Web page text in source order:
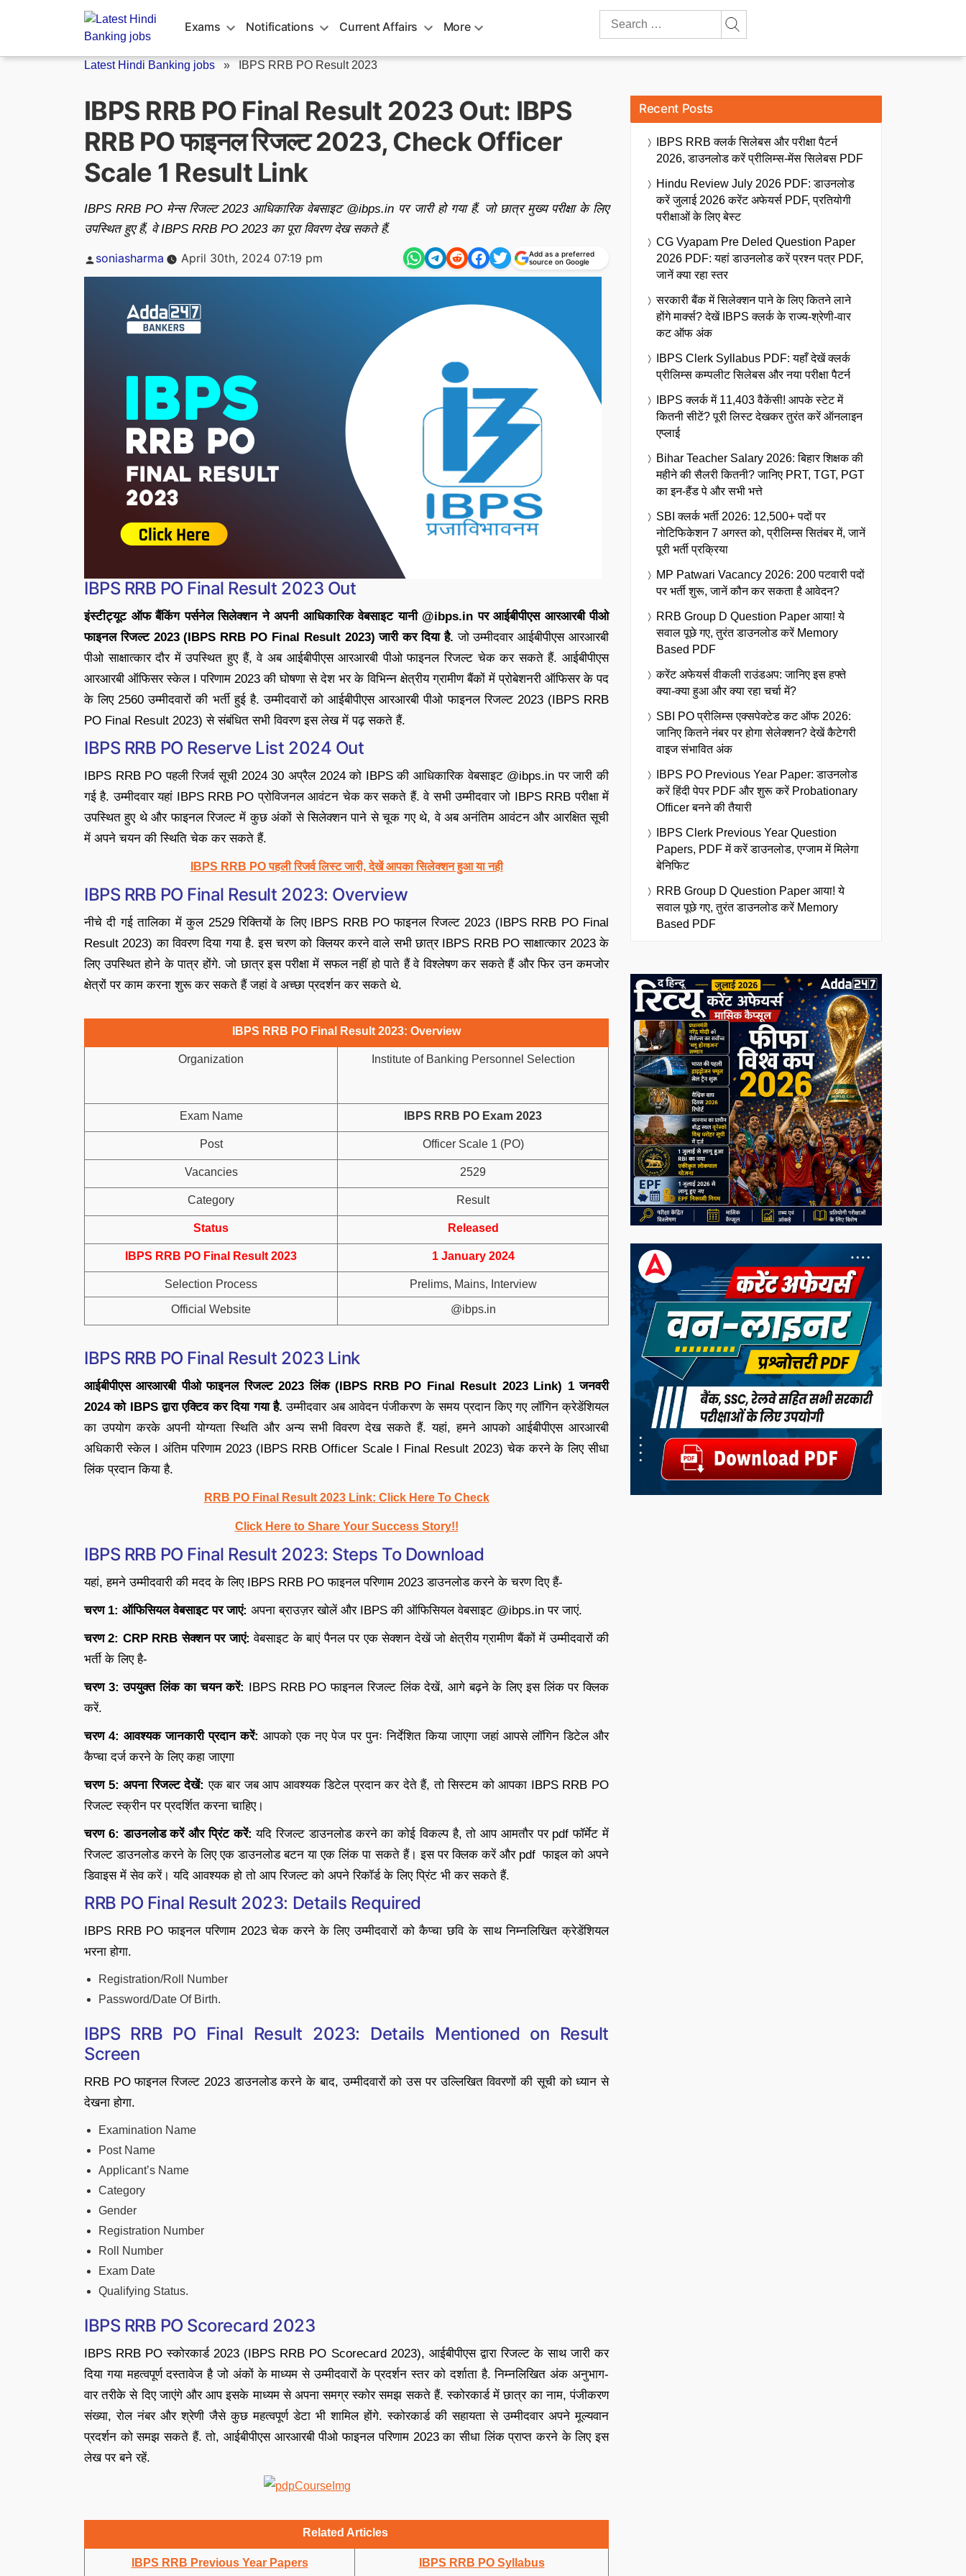
Exams Notifications Current Affairs More
Search
Latest Hindi Banking jobs » IBPS RRB PO Result 2023
IBPS RRB PO Final Result 2023 Out: IBPS
RRB PO फाइनल रिजल्ट 2023, Check Officer
Scale 1 Result Link
IBPS RRB PO मेन्स रिजल्ट 2023 आधिकारिक वेबसाइट @ibps.in पर जारी हो गया हैं. जो छात्र मुख्य परीक्षा के लिए
उपस्थित हुए हैं, वे IBPS RRB PO 2023 का पूरा विवरण देख सकते हैं.
Posted
soniasharma April 30th, 2024 07:19 pm
Add as a preferred
source on Google
IBPS RRB PO Final Result 2023 Out
इंस्टीट्यूट ऑफ बैंकिंग पर्सनेल सिलेक्शन ने अपनी आधिकारिक वेबसाइट यानी @ibps.in पर आईबीपीएस आरआरबी पीओ
फाइनल रिजल्ट 2023 (IBPS RRB PO Final Result 2023) जारी कर दिया है. जो उम्मीदवार आईबीपीएस आरआरबी
पीओ साक्षात्कार दौर में उपस्थित हुए हैं, वे अब आईबीपीएस आरआरबी पीओ फाइनल रिजल्ट चेक कर सकते हैं. आईबीपीएस
आरआरबी ऑफिसर स्केल I परिणाम 2023 की घोषणा से देश भर के विभिन्न क्षेत्रीय ग्रामीण बैंकों में प्रोबेशनरी ऑफिसर के पद
के लिए 2560 उम्मीदवारों की भर्ती हुई है. उम्मीदवारों को आईबीपीएस आरआरबी पीओ फाइनल रिजल्ट 2023 (IBPS RRB
PO Final Result 2023) से संबंधित सभी विवरण इस लेख में पढ़ सकते हैं.
IBPS RRB PO Reserve List 2024 Out
IBPS RRB PO पहली रिजर्व सूची 2024 30 अप्रैल 2024 को IBPS की आधिकारिक वेबसाइट @ibps.in पर जारी की
गई है. उम्मीदवार यहां IBPS RRB PO प्रोविजनल आवंटन चेक कर सकते हैं. वे सभी उम्मीदवार जो IBPS RRB परीक्षा में
उपस्थित हुए थे और फाइनल रिजल्ट में कुछ अंकों से सिलेक्शन पाने से चूक गए थे, वे अब अनंतिम आवंटन और आरक्षित सूची
में अपने चयन की स्थिति चेक कर सकते हैं.
IBPS RRB PO पहली रिजर्व लिस्ट जारी, देखें आपका सिलेक्शन हुआ या नही
IBPS RRB PO Final Result 2023: Overview
नीचे दी गई तालिका में कुल 2529 रिक्तियों के लिए IBPS RRB PO फाइनल रिजल्ट 2023 (IBPS RRB PO Final
Result 2023) का विवरण दिया गया है. इस चरण को क्लियर करने वाले सभी छात्र IBPS RRB PO साक्षात्कार 2023 के
लिए उपस्थित होने के पात्र होंगे. जो छात्र इस परीक्षा में सफल नहीं हो पाते हैं वे विश्लेषण कर सकते हैं और फिर उन कमजोर
क्षेत्रों पर काम करना शुरू कर सकते हैं जहां वे अच्छा प्रदर्शन कर सकते थे.
IBPS RRB PO Final Result 2023: Overview
Organization Institute of Banking Personnel Selection
Exam Name IBPS RRB PO Exam 2023
Post Officer Scale 1 (PO)
Vacancies 2529
Category Result
Status Released
IBPS RRB PO Final Result 2023 1 January 2024
Selection Process Prelims, Mains, Interview
Official Website @ibps.in
IBPS RRB PO Final Result 2023 Link
आईबीपीएस आरआरबी पीओ फाइनल रिजल्ट 2023 लिंक (IBPS RRB PO Final Result 2023 Link) 1 जनवरी
2024 को IBPS द्वारा एक्टिव कर दिया गया है. उम्मीदवार अब आवेदन पंजीकरण के समय प्रदान किए गए लॉगिन क्रेडेंशियल
का उपयोग करके अपनी योग्यता स्थिति और अन्य सभी विवरण देख सकते हैं. यहां, हमने आपको आईबीपीएस आरआरबी
अधिकारी स्केल I अंतिम परिणाम 2023 (IBPS RRB Officer Scale I Final Result 2023) चेक करने के लिए सीधा
लिंक प्रदान किया है.
RRB PO Final Result 2023 Link: Click Here To Check
Click Here to Share Your Success Story!!
IBPS RRB PO Final Result 2023: Steps To Download
यहां, हमने उम्मीदवारी की मदद के लिए IBPS RRB PO फाइनल परिणाम 2023 डाउनलोड करने के चरण दिए हैं-
चरण 1: ऑफिसियलवेबसाइट पर जाएं: अपना ब्राउज़र खोलें और IBPS की ऑफिसियल वेबसाइट @ibps.in पर जाएं.
चरण 2: CRP RRBसेक्शनपर जाएं:वेबसाइट के बाएं पैनल पर एक सेक्शन देखें जो क्षेत्रीय ग्रामीण बैंकों में उम्मीदवारों की
भर्ती के लिए है-
चरण 3: उपयुक्त लिंक का चयन करें: IBPS RRB PO फाइनल रिजल्ट लिंक देखें, आगे बढ़ने के लिए इस लिंक पर क्लिक
करें.
चरण 4: आवश्यक जानकारी प्रदान करें:आपको एक नए पेज पर पुनः निर्देशित किया जाएगा जहां आपसे लॉगिन डिटेल और
कैप्चा दर्ज करने के लिए कहा जाएगा
चरण 5: अपनारिजल्टदेखें:एक बार जब आप आवश्यक डिटेल प्रदान कर देते हैं, तो सिस्टम को आपका IBPS RRB PO
रिजल्ट स्क्रीन पर प्रदर्शित करना चाहिए।
चरण 6: डाउनलोड करें और प्रिंट करें:यदि रिजल्ट डाउनलोड करने का कोई विकल्प है, तो आप आमतौर पर pdf फॉर्मेट में
रिजल्ट डाउनलोड करने के लिए एक डाउनलोड बटन या एक लिंक पा सकते हैं। इस पर क्लिक करें और pdf फाइल को अपने
डिवाइस में सेव करें। यदि आवश्यक हो तो आप रिजल्ट को अपने रिकॉर्ड के लिए प्रिंट भी कर सकते हैं.
RRB PO Final Result 2023: Details Required
IBPS RRB PO फाइनल परिणाम 2023 चेक करने के लिए उम्मीदवारों को कैप्चा छवि के साथ निम्नलिखित क्रेडेंशियल
भरना होगा.
Registration/Roll Number
Password/Date Of Birth.
IBPS RRB PO Final Result 2023: Details Mentioned on Result
Screen
RRB PO फाइनल रिजल्ट 2023 डाउनलोड करने के बाद, उम्मीदवारों को उस पर उल्लिखित विवरणों की सूची को ध्यान से
देखना होगा.
Examination Name
Post Name
Applicant’s Name
Category
Gender
Registration Number
Roll Number
Exam Date
Qualifying Status.
IBPS RRB PO Scorecard 2023
IBPS RRB PO स्कोरकार्ड 2023 (IBPS RRB PO Scorecard 2023), आईबीपीएस द्वारा रिजल्ट के साथ जारी कर
दिया गया महत्वपूर्ण दस्तावेज है जो अंकों के माध्यम से उम्मीदवारों के प्रदर्शन स्तर को दर्शाता है. निम्नलिखित अंक अनुभाग-
वार तरीके से दिए जाएंगे और आप इसके माध्यम से अपना समग्र स्कोर समझ सकते हैं. स्कोरकार्ड में छात्र का नाम, पंजीकरण
संख्या, रोल नंबर और श्रेणी जैसे कुछ महत्वपूर्ण डेटा भी शामिल होंगे. स्कोरकार्ड की सहायता से उम्मीदवार अपने मूल्यवान
प्रदर्शन को समझ सकते हैं. तो, आईबीपीएस आरआरबी पीओ फाइनल परिणाम 2023 का सीधा लिंक प्राप्त करने के लिए इस
लेख पर बने रहें.
Related Articles
IBPS RRB Previous Year Papers IBPS RRB PO Syllabus
Recent Posts
IBPS RRB क्लर्क सिलेबस और परीक्षा पैटर्न
2026, डाउनलोड करें प्रीलिम्स-मेंस सिलेबस PDF
Hindu Review July 2026 PDF: डाउनलोड
करें जुलाई 2026 करेंट अफेयर्स PDF, प्रतियोगी
परीक्षाओं के लिए बेस्ट
CG Vyapam Pre Deled Question Paper
2026 PDF: यहां डाउनलोड करें प्रश्न पत्र PDF,
जानें क्या रहा स्तर
सरकारी बैंक में सिलेक्शन पाने के लिए कितने लाने
होंगे मार्क्स? देखें IBPS क्लर्क के राज्य-श्रेणी-वार
कट ऑफ अंक
IBPS Clerk Syllabus PDF: यहाँ देखें क्लर्क
प्रीलिम्स कम्पलीट सिलेबस और नया परीक्षा पैटर्न
IBPS क्लर्क में 11,403 वैकेंसी! आपके स्टेट में
कितनी सीटें? पूरी लिस्ट देखकर तुरंत करें ऑनलाइन
एप्लाई
Bihar Teacher Salary 2026: बिहार शिक्षक की
महीने की सैलरी कितनी? जानिए PRT, TGT, PGT
का इन-हैंड पे और सभी भत्ते
SBI क्लर्क भर्ती 2026: 12,500+ पदों पर
नोटिफिकेशन 7 अगस्त को, प्रीलिम्स सितंबर में, जानें
पूरी भर्ती प्रक्रिया
MP Patwari Vacancy 2026: 200 पटवारी पदों
पर भर्ती शुरू, जानें कौन कर सकता है आवेदन?
RRB Group D Question Paper आया! ये
सवाल पूछे गए, तुरंत डाउनलोड करें Memory
Based PDF
करेंट अफेयर्स वीकली राउंडअप: जानिए इस हफ्ते
क्या-क्या हुआ और क्या रहा चर्चा में?
SBI PO प्रीलिम्स एक्सपेक्टेड कट ऑफ 2026:
जानिए कितने नंबर पर होगा सेलेक्शन? देखें कैटेगरी
वाइज संभावित अंक
IBPS PO Previous Year Paper: डाउनलोड
करें हिंदी पेपर PDF और शुरू करें Probationary
Officer बनने की तैयारी
IBPS Clerk Previous Year Question
Papers, PDF में करें डाउनलोड, एग्जाम में मिलेगा
बेनिफिट
RRB Group D Question Paper आया! ये
सवाल पूछे गए, तुरंत डाउनलोड करें Memory
Based PDF